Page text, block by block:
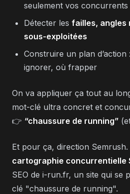
seulement vos concurrents
Détecter les failles, angles
sous-exploitées
Construire un plan
ignorer, où frapper
On va appliquer ça tout au
mot-clé ultra concret et
👉 “chaussure de running”
Et pour ça, direction
cartographie concurrentielle
SEO de i-run.fr, un site qui se
clé "chaussure de running".